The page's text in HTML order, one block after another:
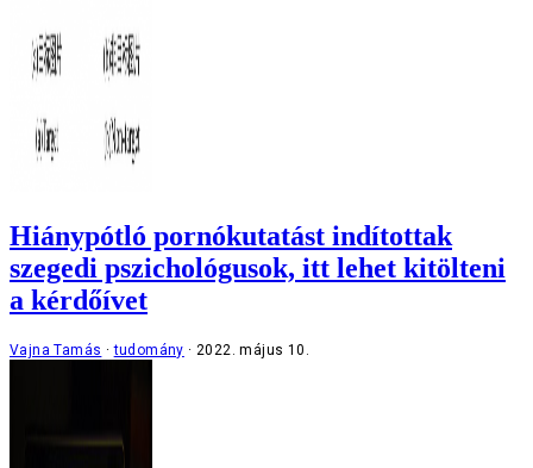
Hiánypótló pornókutatást indítottak
szegedi pszichológusok, itt lehet kitölteni
a kérdőívet
Vajna Tamás tudomány 2022. május 10.